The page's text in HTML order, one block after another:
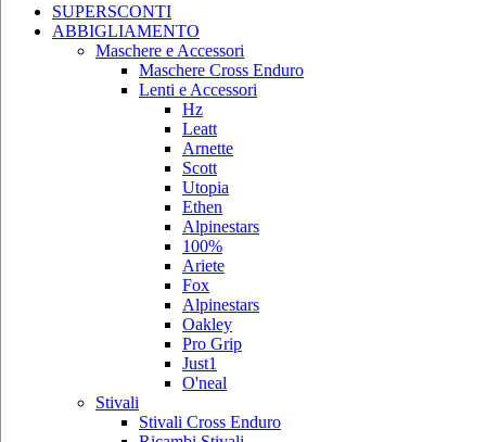
SUPERSCONTI
ABBIGLIAMENTO
Maschere e Accessori
Maschere Cross Enduro
Lenti e Accessori
Hz
Leatt
Arnette
Scott
Utopia
Ethen
Alpinestars
100%
Ariete
Fox
Alpinestars
Oakley
Pro Grip
Just1
O'neal
Stivali
Stivali Cross Enduro